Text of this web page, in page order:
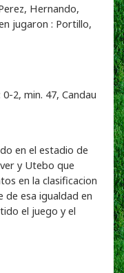
Hernando,
jugaron : Portillo,
2, min. 47, Candau
en el estadio de
y Utebo que
en la clasificacion
esa igualdad en
el juego y el